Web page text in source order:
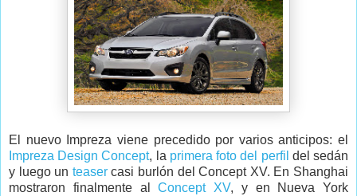
El nuevo Impreza viene precedido por varios anticipos: el
Impreza Design Concept, la primera foto del perfil del sedán
y luego un teasercasi burlón del Concept XV. En Shanghai
mostraron finalmente alConcept XV, y en Nueva York